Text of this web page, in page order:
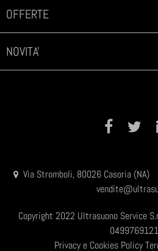
OFFERTE
NOVITA'
Facebook
Via Stromboli, 80026 Casoria (NA)
Copyright 2022 Ultrasuono Service
Privacy e Cookies Policy